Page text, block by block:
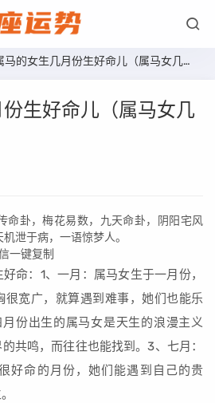
的女生几月份生好命儿（属马女几月出生最旺）
生好命儿（属马女几
命卦，梅花易数，九天命卦，阴阳宅风
泄于病，一语惊梦人。
一键复制
：1、一月：属马女生于一月份，
很宽广，就算遇到难事，她们也能乐
份出生的属马女是天生的浪漫主义
共鸣，而往往也能找到。3、七月：
好命的月份，她们能遇到自己的贵